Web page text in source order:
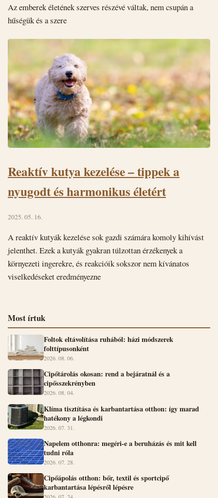
Az emberek életének szerves részévé váltak, nem csupán a
hűségük és a szere
Reaktív kutya kezelése – tippek a
nyugodt és harmonikus életért
2025. 05. 16.
A reaktív kutyák kezelése sok gazdi számára komoly kihívást
jelenthet. Ezek a kutyák gyakran túlzottan érzékenyek a
környezeti ingerekre, és reakcióik sokszor nem kívánatos
viselkedéseket eredményezne
Most írtuk
Foltok eltávolítása ruhából: házi módszerek
folttípusonként
2026. 08. 06.
Cipőtárolás okosan: rend a bejáratnál és a
cipősszekrényben
2026. 08. 04.
Klíma tisztítása és karbantartása otthon: így marad
hatékony a légkondi
2026. 07. 31.
Napelem otthonra: megéri-e a beruházás és mit kell
tudni róla
2026. 07. 28.
Cipőápolás otthon: bőr, textil és sportcipő
karbantartása lépésről lépésre